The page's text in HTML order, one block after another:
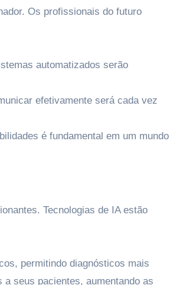
Os profissionais do futuro
automatizados serão
efetivamente será cada vez
é fundamental em um mundo
Tecnologias de IA estão
permitindo diagnósticos mais
seus pacientes, aumentando as